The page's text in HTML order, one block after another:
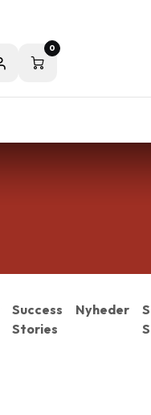
0
Success
Stories
Nyheder